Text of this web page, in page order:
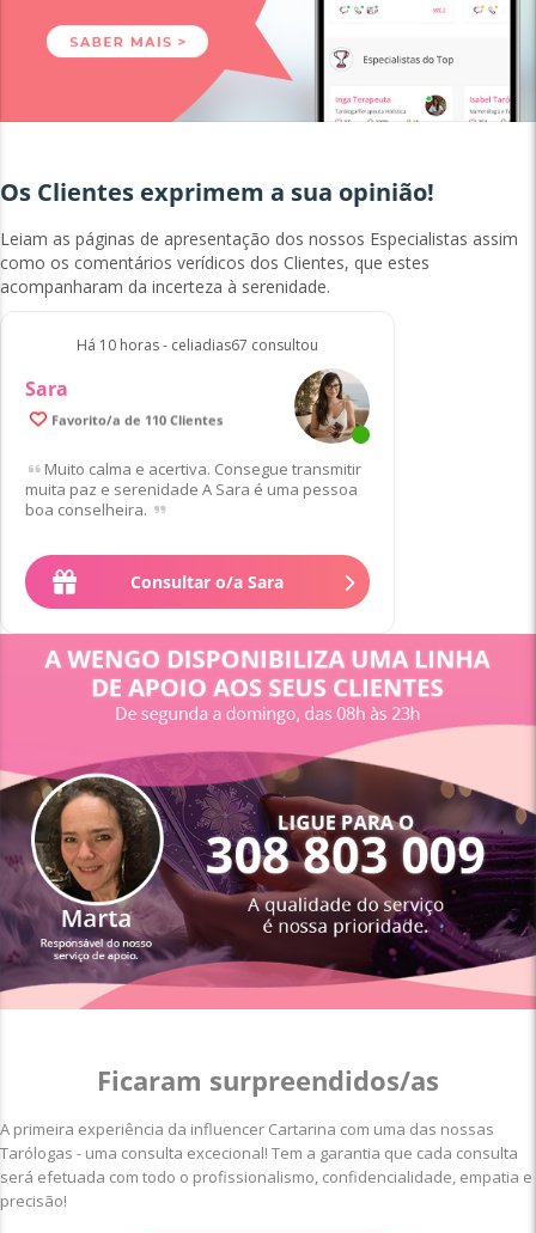
Os Clientes exprimem a sua opinião!
Leiam as páginas de apresentação dos nossos Especialistas assim
como os comentários verídicos dos Clientes, que estes
acompanharam da incerteza à serenidade.
Há 10 horas - celiadias67 consultou
Sara
Favorito/a de 110 Clientes
Muito calma e acertiva. Consegue transmitir
muita paz e serenidade A Sara é uma pessoa
boa conselheira.
Consultar o/a Sara
2 .20€
Ficaram surpreendidos/as
A primeira experiência da influencer Cartarina com uma das nossas
Tarólogas - uma consulta excecional! Tem a garantia que cada consulta
será efetuada com todo o profissionalismo, confidencialidade, empatia e
precisão!